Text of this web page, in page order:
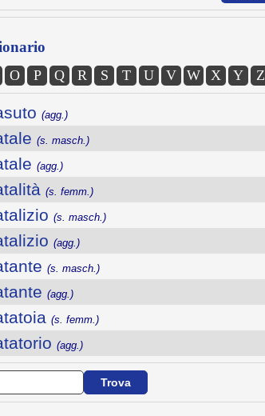
O P Q R S T U V W X Y Z
(agg.)
(s. masch.)
(agg.)
(s. femm.)
(s. masch.)
(agg.)
(s. masch.)
(agg.)
(s. femm.)
(agg.)